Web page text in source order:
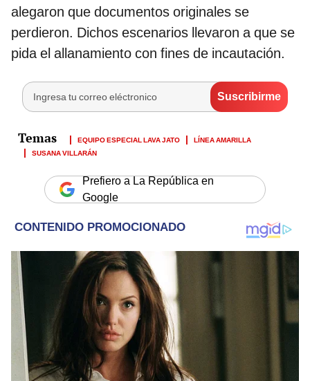
alegaron que documentos originales se
perdieron. Dichos escenarios llevaron a que se
pida el allanamiento con fines de incautación.
EQUIPO ESPECIAL LAVA JATO
LÍNEA AMARILLA
SUSANA VILLARÁN
Prefiero a La República en
Google